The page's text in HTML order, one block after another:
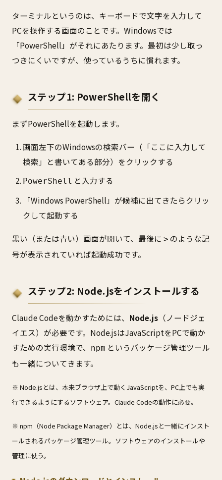
ターミナルというのは、キーボードで文字を入力して
PCを操作する画面のことです。Windowsでは
「PowerShell」がそれにあたります。最初は少し取っ
つきにくいですが、使っているうちに慣れます。
ステップ1: PowerShellを開く
まずPowerShellを起動します。
画面左下のWindowsの検索バー（「ここに入力して
検索」と書いてある部分）をクリックする
PowerShell と入力する
「Windows PowerShell」が候補に出てきたらクリッ
クして起動する
黒い（または青い）画面が開いて、最後に > のような記
号が表示されていれば起動成功です。
ステップ2: Node.jsをインストールする
Claude Codeを動かすためには、 Node.js （ノードジェ
イエス）が必要です。Node.jsはJavaScriptをPCで動か
すための実行環境で、
npm というパッケージ管理ツール
も一緒についてきます。
※ Node.jsとは、本来ブラウザ上で動くJavaScriptを、PC上でも実
行できるようにするソフトウェア。Claude Codeの動作に必要。
※ npm（Node Package Manager）とは、Node.jsと一緒にインスト
ールされるパッケージ管理ツール。ソフトウェアのインストールや
管理に使う。